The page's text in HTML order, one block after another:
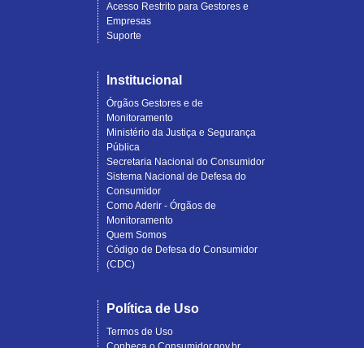
Acesso Restrito para Gestores e
Empresas
Suporte
Institucional
Órgãos Gestores e de
Monitoramento
Ministério da Justiça e Segurança
Pública
Secretaria Nacional do Consumidor
Sistema Nacional de Defesa do
Consumidor
Como Aderir - Órgãos de
Monitoramento
Quem Somos
Código de Defesa do Consumidor
(CDC)
Política de Uso
Termos de Uso